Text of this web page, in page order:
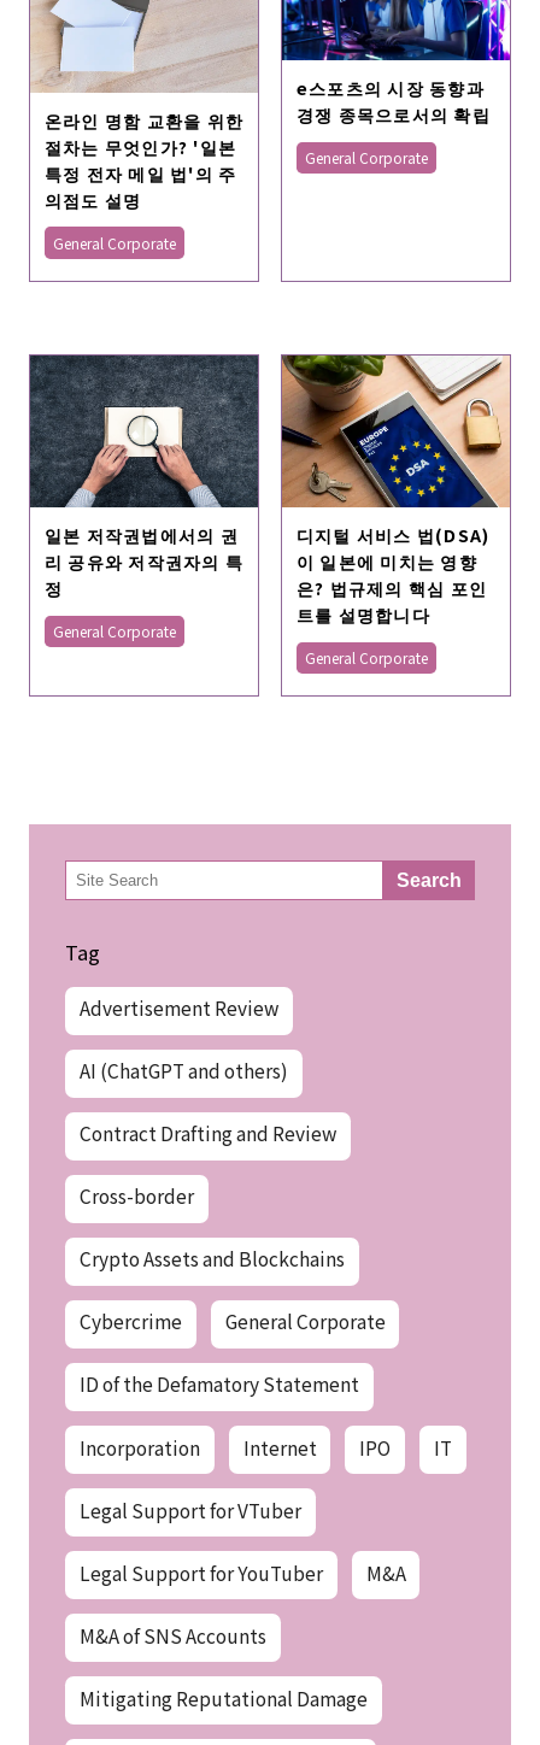
온라인 명함 교환을 위한
절차는 무엇인가? '일본
특정 전자 메일 법'의 주
의점도 설명
General Corporate
e스포츠의 시장 동향과
경쟁 종목으로서의 확립
General Corporate
일본 저작권법에서의 권
리 공유와 저작권자의 특
정
General Corporate
디지털 서비스 법(DSA)
이 일본에 미치는 영향
은? 법규제의 핵심 포인
트를 설명합니다
General Corporate
検
索 Search
Tag
Advertisement Review
AI (ChatGPT and others)
Contract Drafting and Review
Cross-border
Crypto Assets and Blockchains
Cybercrime General Corporate
ID of the Defamatory Statement
Incorporation Internet IPO IT
Legal Support for VTuber
Legal Support for YouTuber M&A
M&A of SNS Accounts
Mitigating Reputational Damage